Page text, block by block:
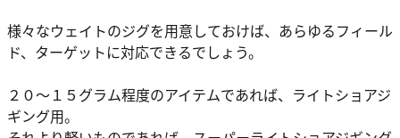
様々なウェイトのジグを用意しておけば、あらゆるフィール
ド、ターゲットに対応できるでしょう。
２０～１５グラム程度のアイテムであれば、ライトショアジ
ギング用。